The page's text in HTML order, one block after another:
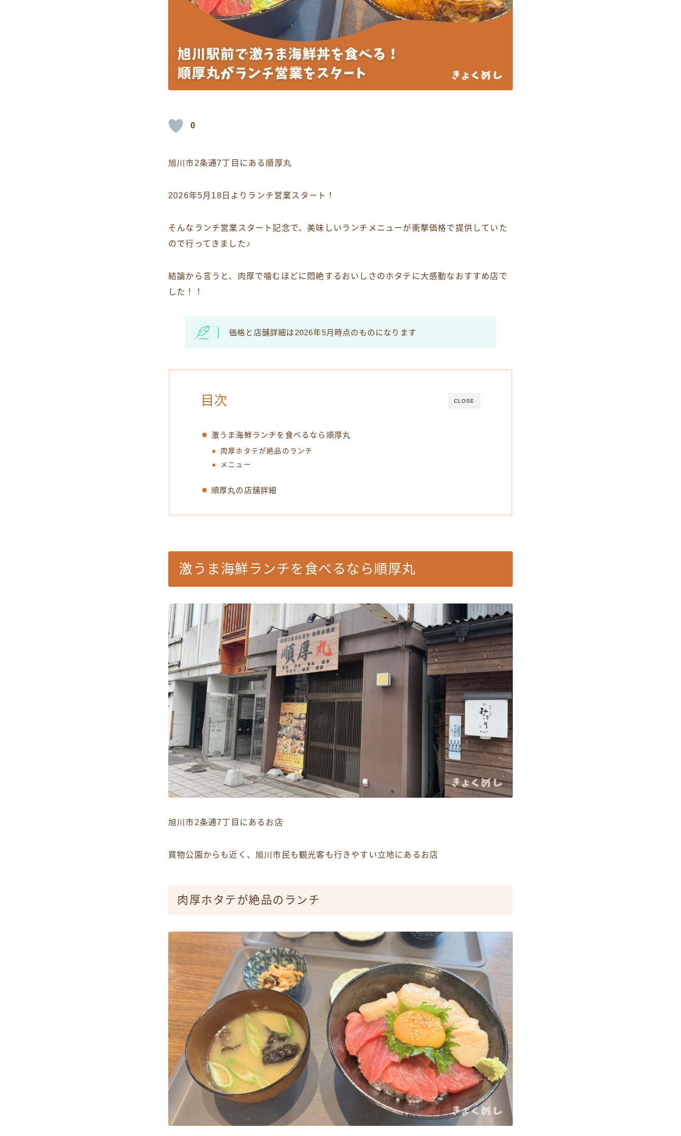
0
旭川市2条通7丁目にある順厚丸
2026年5月18日よりランチ営業スタート！
そんなランチ営業スタート記念で、美味しいランチメニューが衝撃価格で提供していた
ので行ってきました♪
結論から言うと、肉厚で噛むほどに悶絶するおいしさのホタテに大感動なおすすめ店で
した！！
価格と店舗詳細は2026年5月時点のものになります
CLOSE
目次
激うま海鮮ランチを食べるなら順厚丸
肉厚ホタテが絶品のランチ
メニュー
順厚丸の店舗詳細
激うま海鮮ランチを食べるなら順厚丸
旭川市2条通7丁目にあるお店
買物公園からも近く、旭川市民も観光客も行きやすい立地にあるお店
肉厚ホタテが絶品のランチ